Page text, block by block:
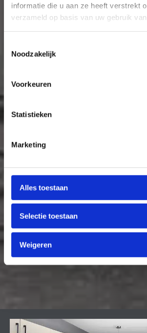
informatie die u aan ze heeft verstrekt
verzameld op basis van uw gebruik
Noodzakelijk
Voorkeuren
Statistieken
Marketing
Alles toestaan
Selectie toestaan
Weigeren